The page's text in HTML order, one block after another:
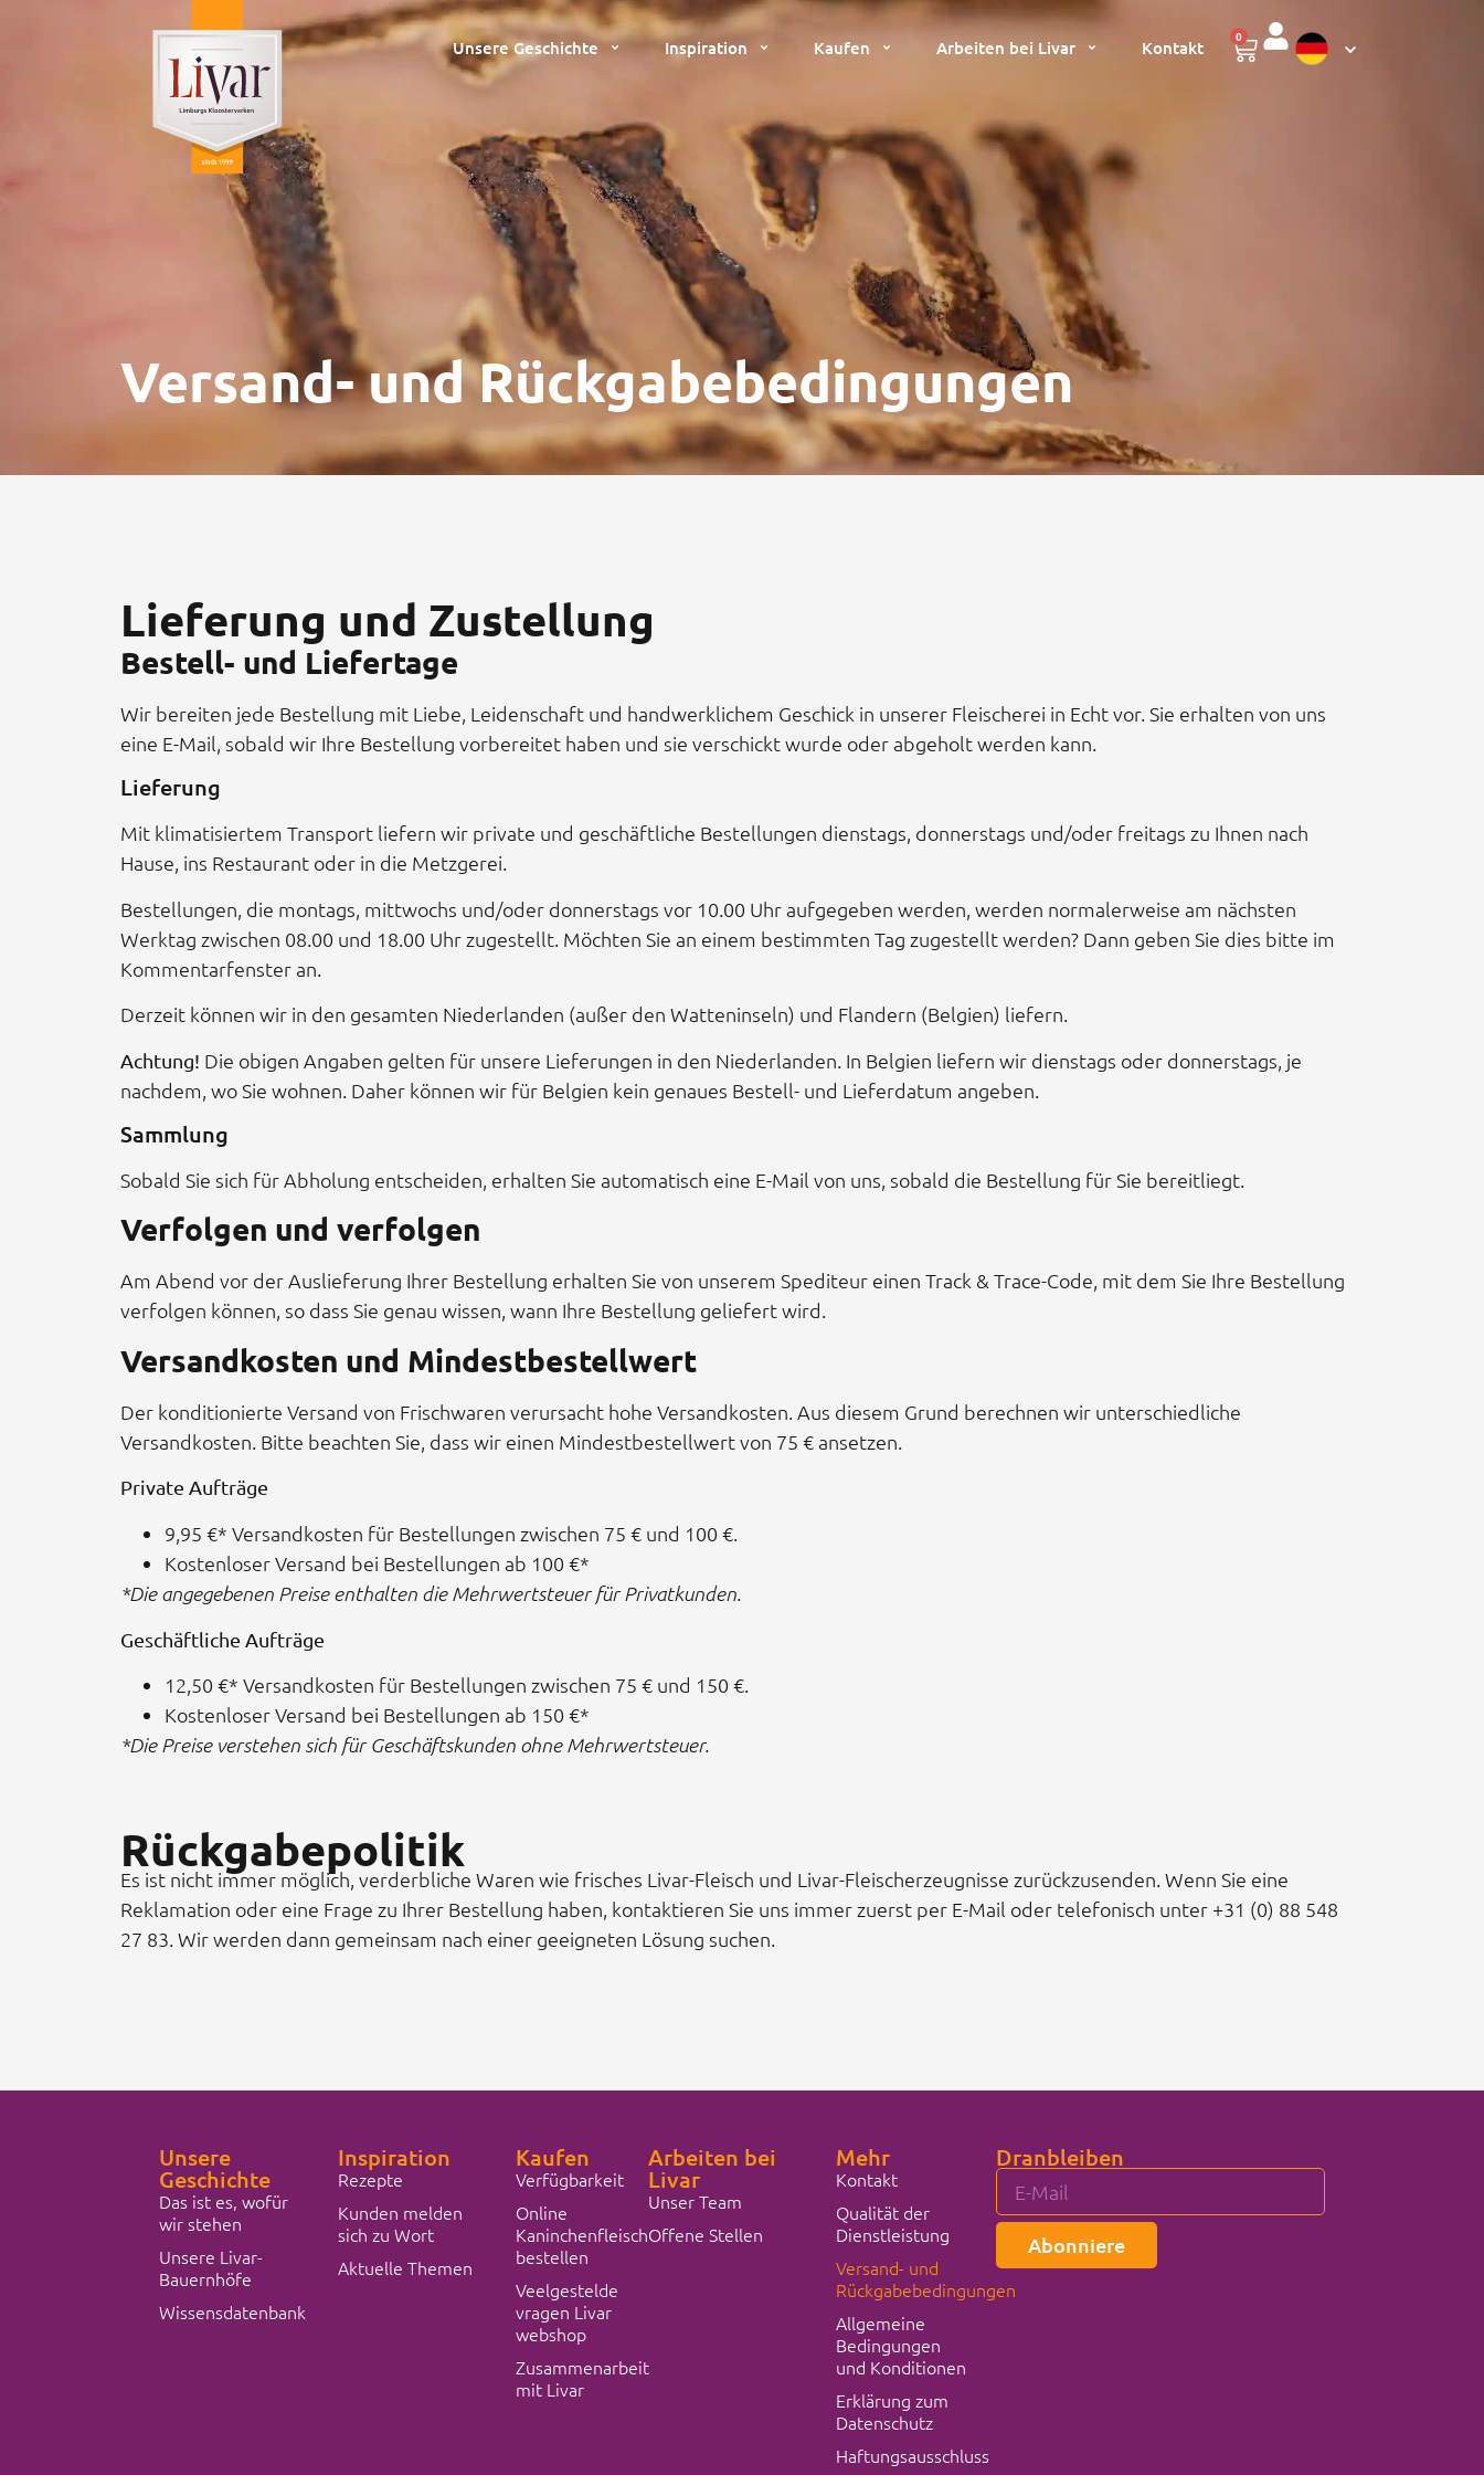
Unsere Geschichte Inspiration Kaufen Arbeiten bei Livar Kontakt
0
Versand- und Rückgabebedingungen
Lieferung und Zustellung
Bestell- und Liefertage
Wir bereiten jede Bestellung mit Liebe, Leidenschaft und handwerklichem Geschick in unserer Fleischerei in Echt vor. Sie erhalten von uns
eine E-Mail, sobald wir Ihre Bestellung vorbereitet haben und sie verschickt wurde oder abgeholt werden kann.
Lieferung
Mit klimatisiertem Transport liefern wir private und geschäftliche Bestellungen dienstags, donnerstags und/oder freitags zu Ihnen nach
Hause, ins Restaurant oder in die Metzgerei.
Bestellungen, die montags, mittwochs und/oder donnerstags vor 10.00 Uhr aufgegeben werden, werden normalerweise am nächsten
Werktag zwischen 08.00 und 18.00 Uhr zugestellt. Möchten Sie an einem bestimmten Tag zugestellt werden? Dann geben Sie dies bitte im
Kommentarfenster an.
Derzeit können wir in den gesamten Niederlanden (außer den Watteninseln) und Flandern (Belgien) liefern.
Achtung! Die obigen Angaben gelten für unsere Lieferungen in den Niederlanden. In Belgien liefern wir dienstags oder donnerstags, je
nachdem, wo Sie wohnen. Daher können wir für Belgien kein genaues Bestell- und Lieferdatum angeben.
Sammlung
Sobald Sie sich für Abholung entscheiden, erhalten Sie automatisch eine E-Mail von uns, sobald die Bestellung für Sie bereitliegt.
Verfolgen und verfolgen
Am Abend vor der Auslieferung Ihrer Bestellung erhalten Sie von unserem Spediteur einen Track & Trace-Code, mit dem Sie Ihre Bestellung
verfolgen können, so dass Sie genau wissen, wann Ihre Bestellung geliefert wird.
Versandkosten und Mindestbestellwert
Der konditionierte Versand von Frischwaren verursacht hohe Versandkosten. Aus diesem Grund berechnen wir unterschiedliche
Versandkosten. Bitte beachten Sie, dass wir einen Mindestbestellwert von 75 € ansetzen.
Private Aufträge
9,95 €* Versandkosten für Bestellungen zwischen 75 € und 100 €.
Kostenloser Versand bei Bestellungen ab 100 €*
*Die angegebenen Preise enthalten die Mehrwertsteuer für Privatkunden.
Geschäftliche Aufträge
12,50 €* Versandkosten für Bestellungen zwischen 75 € und 150 €.
Kostenloser Versand bei Bestellungen ab 150 €*
*Die Preise verstehen sich für Geschäftskunden ohne Mehrwertsteuer.
Rückgabepolitik
Es ist nicht immer möglich, verderbliche Waren wie frisches Livar-Fleisch und Livar-Fleischerzeugnisse zurückzusenden. Wenn Sie eine
Reklamation oder eine Frage zu Ihrer Bestellung haben, kontaktieren Sie uns immer zuerst per E-Mail oder telefonisch unter +31 (0) 88 548
27 83. Wir werden dann gemeinsam nach einer geeigneten Lösung suchen.
Unsere
Geschichte
Das ist es, wofür
wir stehen
Unsere Livar-
Bauernhöfe
Wissensdatenbank
Inspiration
Rezepte
Kunden melden
sich zu Wort
Aktuelle Themen
Kaufen
Verfügbarkeit
Online
Kaninchenfleisch
bestellen
Veelgestelde
vragen Livar
webshop
Zusammenarbeit
mit Livar
Arbeiten bei
Livar
Unser Team
Offene Stellen
Mehr
Kontakt
Qualität der
Dienstleistung
Versand- und
Rückgabebedingungen
Allgemeine
Bedingungen
und Konditionen
Erklärung zum
Datenschutz
Haftungsausschluss
Dranbleiben
Abonniere